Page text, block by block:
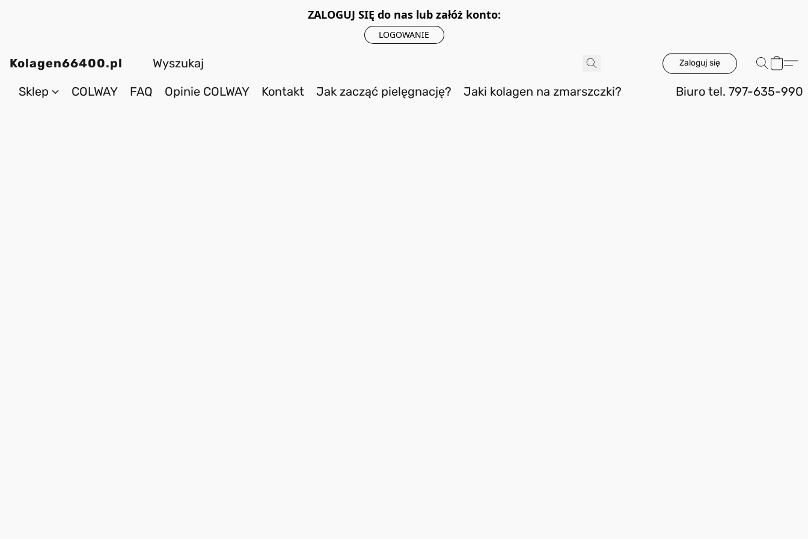
ZALOGUJ SIĘ do nas lub załóż konto:
LOGOWANIE
Kolagen66400.pl Zaloguj się
Sklep COLWAY FAQ Opinie COLWAY Kontakt Jak zacząć pielęgnację? Jaki kolagen na zmarszczki? Biuro tel. 797-635-990